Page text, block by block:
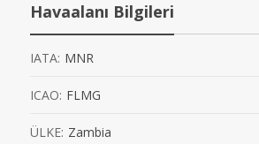
UÇAKLARI
Havaalanı Bilgileri
IATA: MNR
ICAO: FLMG
ÜLKE: Zambia